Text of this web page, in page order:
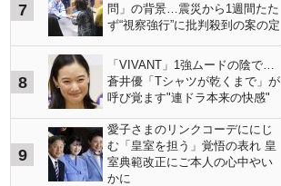
7
問」の背景…震災から1週間たた
ず“視察強行”に批判殺到の案の定
8
「VIVANT」1強ムードの陰で…
蒼井優「Tシャツが乾くまで」が
呼び覚ます"連ドラ本来の快感"
9
愛子さまのリンクコーデににじ
む「皇室を担う」覚悟の表れ 皇
室典範改正にご本人の心中やい
かに